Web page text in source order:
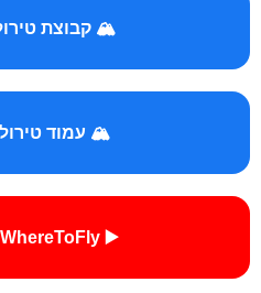
🏔️ קבוצת
🏔️ עמוד
▶️ YouTube - WhereToFly